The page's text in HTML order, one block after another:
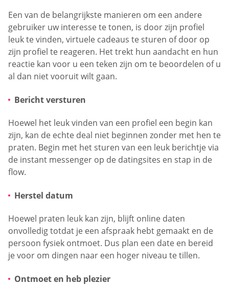
Een van de belangrijkste manieren om een andere
gebruiker uw interesse te tonen, is door zijn profiel
leuk te vinden, virtuele cadeaus te sturen of door op
zijn profiel te reageren. Het trekt hun aandacht en hun
reactie kan voor u een teken zijn om te beoordelen of u
al dan niet vooruit wilt gaan.
Bericht versturen
Hoewel het leuk vinden van een profiel een begin kan
zijn, kan de echte deal niet beginnen zonder met hen te
praten. Begin met het sturen van een leuk berichtje via
de instant messenger op de datingsites en stap in de
flow.
Herstel datum
Hoewel praten leuk kan zijn, blijft online daten
onvolledig totdat je een afspraak hebt gemaakt en de
persoon fysiek ontmoet. Dus plan een date en bereid
je voor om dingen naar een hoger niveau te tillen.
Ontmoet en heb plezier